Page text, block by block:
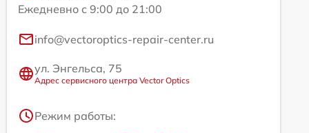
Ежедневно с 9:00 до 21:00
info@vectoroptics-repair-center.ru
ул. Энгельса, 75
Адрес сервисного центра Vector Optics
Режим работы: